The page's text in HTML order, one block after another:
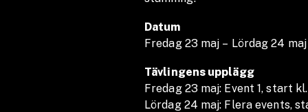
Datum
Fredag 23 maj – Lördag 24
Tävlingens upplägg
Fredag 23 maj: Event 1, start
Lördag 24 maj: Flera events,